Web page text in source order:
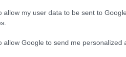
allow my user data to be sent to
allow Google to send me personalized
anche per coloro che
potranno cogliere